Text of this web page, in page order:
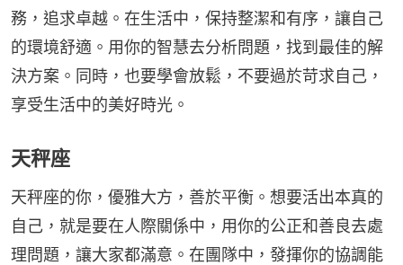
務，追求卓越。在生活中，保持整潔和有序，讓自己
的環境舒適。用你的智慧去分析問題，找到最佳的解
決方案。同時，也要學會放鬆，不要過於苛求自己，
享受生活中的美好時光。
天秤座
天秤座的你，優雅大方，善於平衡。想要活出本真的
自己，就是要在人際關係中，用你的公正和善良去處
理問題，讓大家都滿意。在團隊中，發揮你的協調能